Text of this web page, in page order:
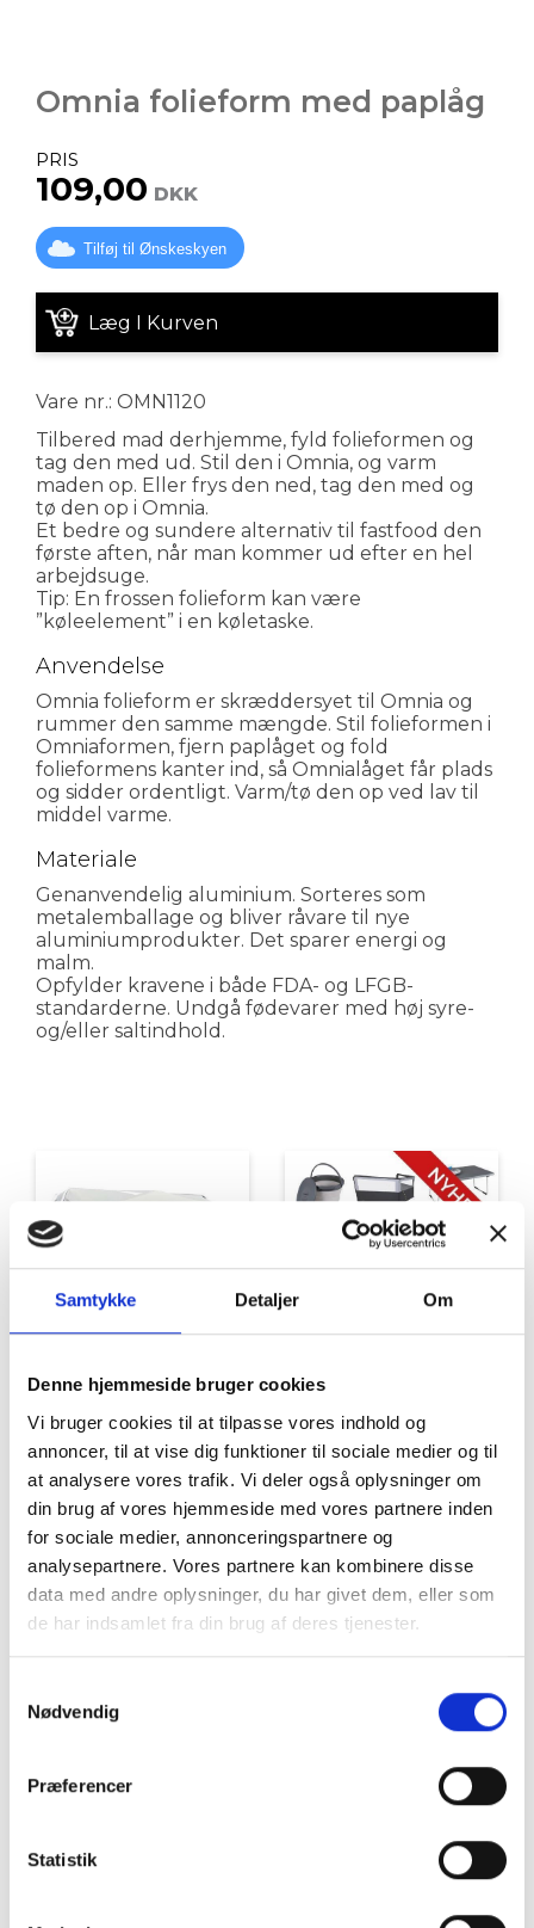
Samtykke Detaljer Om
Denne hjemmeside bruger cookies
Vi bruger cookies til at tilpasse vores indhold og
annoncer, til at vise dig funktioner til sociale medier og til
at analysere vores trafik. Vi deler også oplysninger om
din brug af vores hjemmeside med vores partnere inden
for sociale medier, annonceringspartnere og
analysepartnere. Vores partnere kan kombinere disse
data med andre oplysninger, du har givet dem, eller som
de har indsamlet fra din brug af deres tjenester.
Nødvendig
Præferencer
Statistik
Omnia folieform med paplåg
PRIS
109,00 DKK
Tilføj til Ønskeskyen
Læg I Kurven
Vare nr.: OMN1120
Tilbered mad derhjemme, fyld folieformen og
tag den med ud. Stil den i Omnia, og varm
maden op. Eller frys den ned, tag den med og
tø den op i Omnia.
Et bedre og sundere alternativ til fastfood den
første aften, når man kommer ud efter en hel
arbejdsuge.
Tip: En frossen folieform kan være
”køleelement” i en køletaske.
Anvendelse
Omnia folieform er skræddersyet til Omnia og
rummer den samme mængde. Stil folieformen i
Omniaformen, fjern paplåget og fold
folieformens kanter ind, så Omnialåget får plads
og sidder ordentligt. Varm/tø den op ved lav til
middel varme.
Materiale
Genanvendelig aluminium. Sorteres som
metalemballage og bliver råvare til nye
aluminiumprodukter. Det sparer energi og
malm.
Opfylder kravene i både FDA- og LFGB-
standarderne. Undgå fødevarer med høj syre-
og/eller saltindhold.
Tilbud Autocamper udstyr